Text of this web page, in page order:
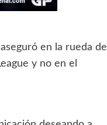
en la rueda de
y no en el